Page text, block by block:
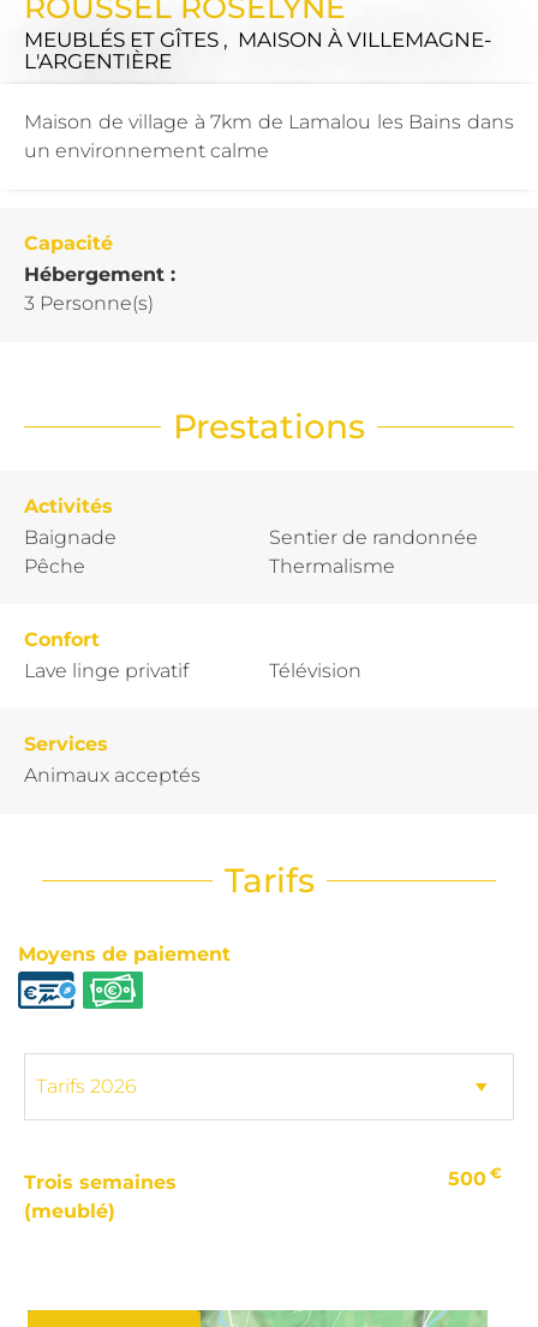
MEUBLÉS ET GÎTES , MAISON À VILLEMAGNE-
L'ARGENTIÈRE
Maison de village à 7km de Lamalou les Bains dans
un environnement calme
Capacité
Hébergement :
3 Personne(s)
Prestations
Activités
Baignade
Pêche
Sentier de randonnée
Thermalisme
Confort
Lave linge privatif
Télévision
Services
Animaux acceptés
Tarifs
Moyens de paiement
Trois semaines
(meublé)
500 €